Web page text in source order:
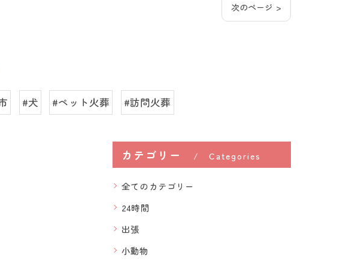
次のページ >
#犬 #ペット火葬 #訪問火葬
カテゴリー Categories
全てのカテゴリー
24時間
出張
小動物